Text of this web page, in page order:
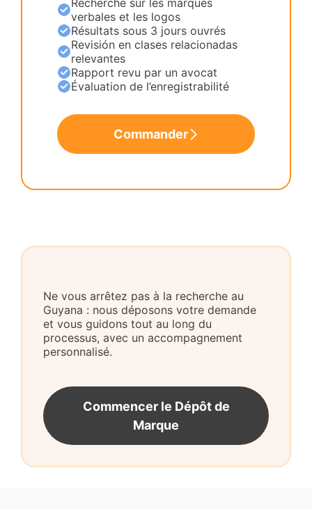
Commander
Recherche sur les marques
verbales et les logos
Résultats sous 3 jours ouvrés
Revisión en clases relacionadas
relevantes
Rapport revu par un avocat
Évaluation de l’enregistrabilité
Ne vous arrêtez pas à la recherche au
Guyana : nous déposons votre demande
et vous guidons tout au long du
processus, avec un accompagnement
personnalisé.
Commencer le Dépôt de
Marque